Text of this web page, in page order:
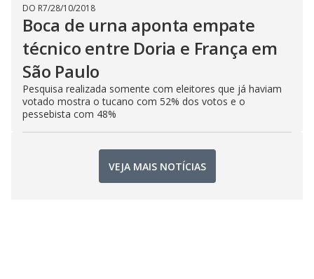
DO R7/28/10/2018
Boca de urna aponta empate
técnico entre Doria e França em
São Paulo
Pesquisa realizada somente com eleitores que já haviam
votado mostra o tucano com 52% dos votos e o
pessebista com 48%
VEJA MAIS NOTÍCIAS